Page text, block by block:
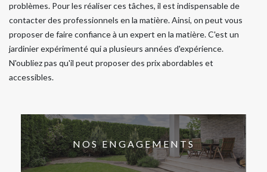
problèmes. Pour les réaliser ces tâches, il est indispensable de
contacter des professionnels en la matière. Ainsi, on peut vous
proposer de faire confiance à un expert en la matière. C'est un
jardinier expérimenté qui a plusieurs années d'expérience.
N'oubliez pas qu'il peut proposer des prix abordables et
accessibles.
NOS ENGAGEMENTS